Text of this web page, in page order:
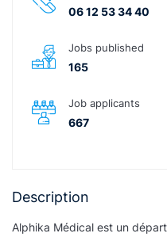
06 12 53 34 40
Jobs published
165
Job applicants
667
Description
Alphika Médical est un